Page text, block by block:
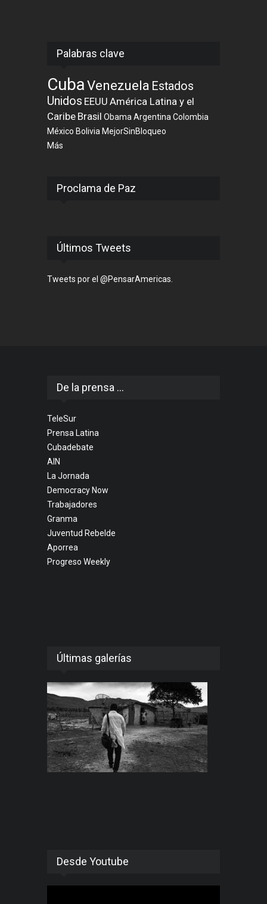
Palabras clave
CubaVenezuela Estados
Unidos EEUU América Latina y el
Caribe Brasil Obama Argentina Colombia
México Bolivia MejorSinBloqueo
Más
Proclama de Paz
Últimos Tweets
Tweets por el @PensarAmericas.
De la prensa ...
TeleSur
Prensa Latina
Cubadebate
AIN
La Jornada
Democracy Now
Trabajadores
Granma
Juventud Rebelde
Aporrea
Progreso Weekly
Últimas galerías
Desde Youtube